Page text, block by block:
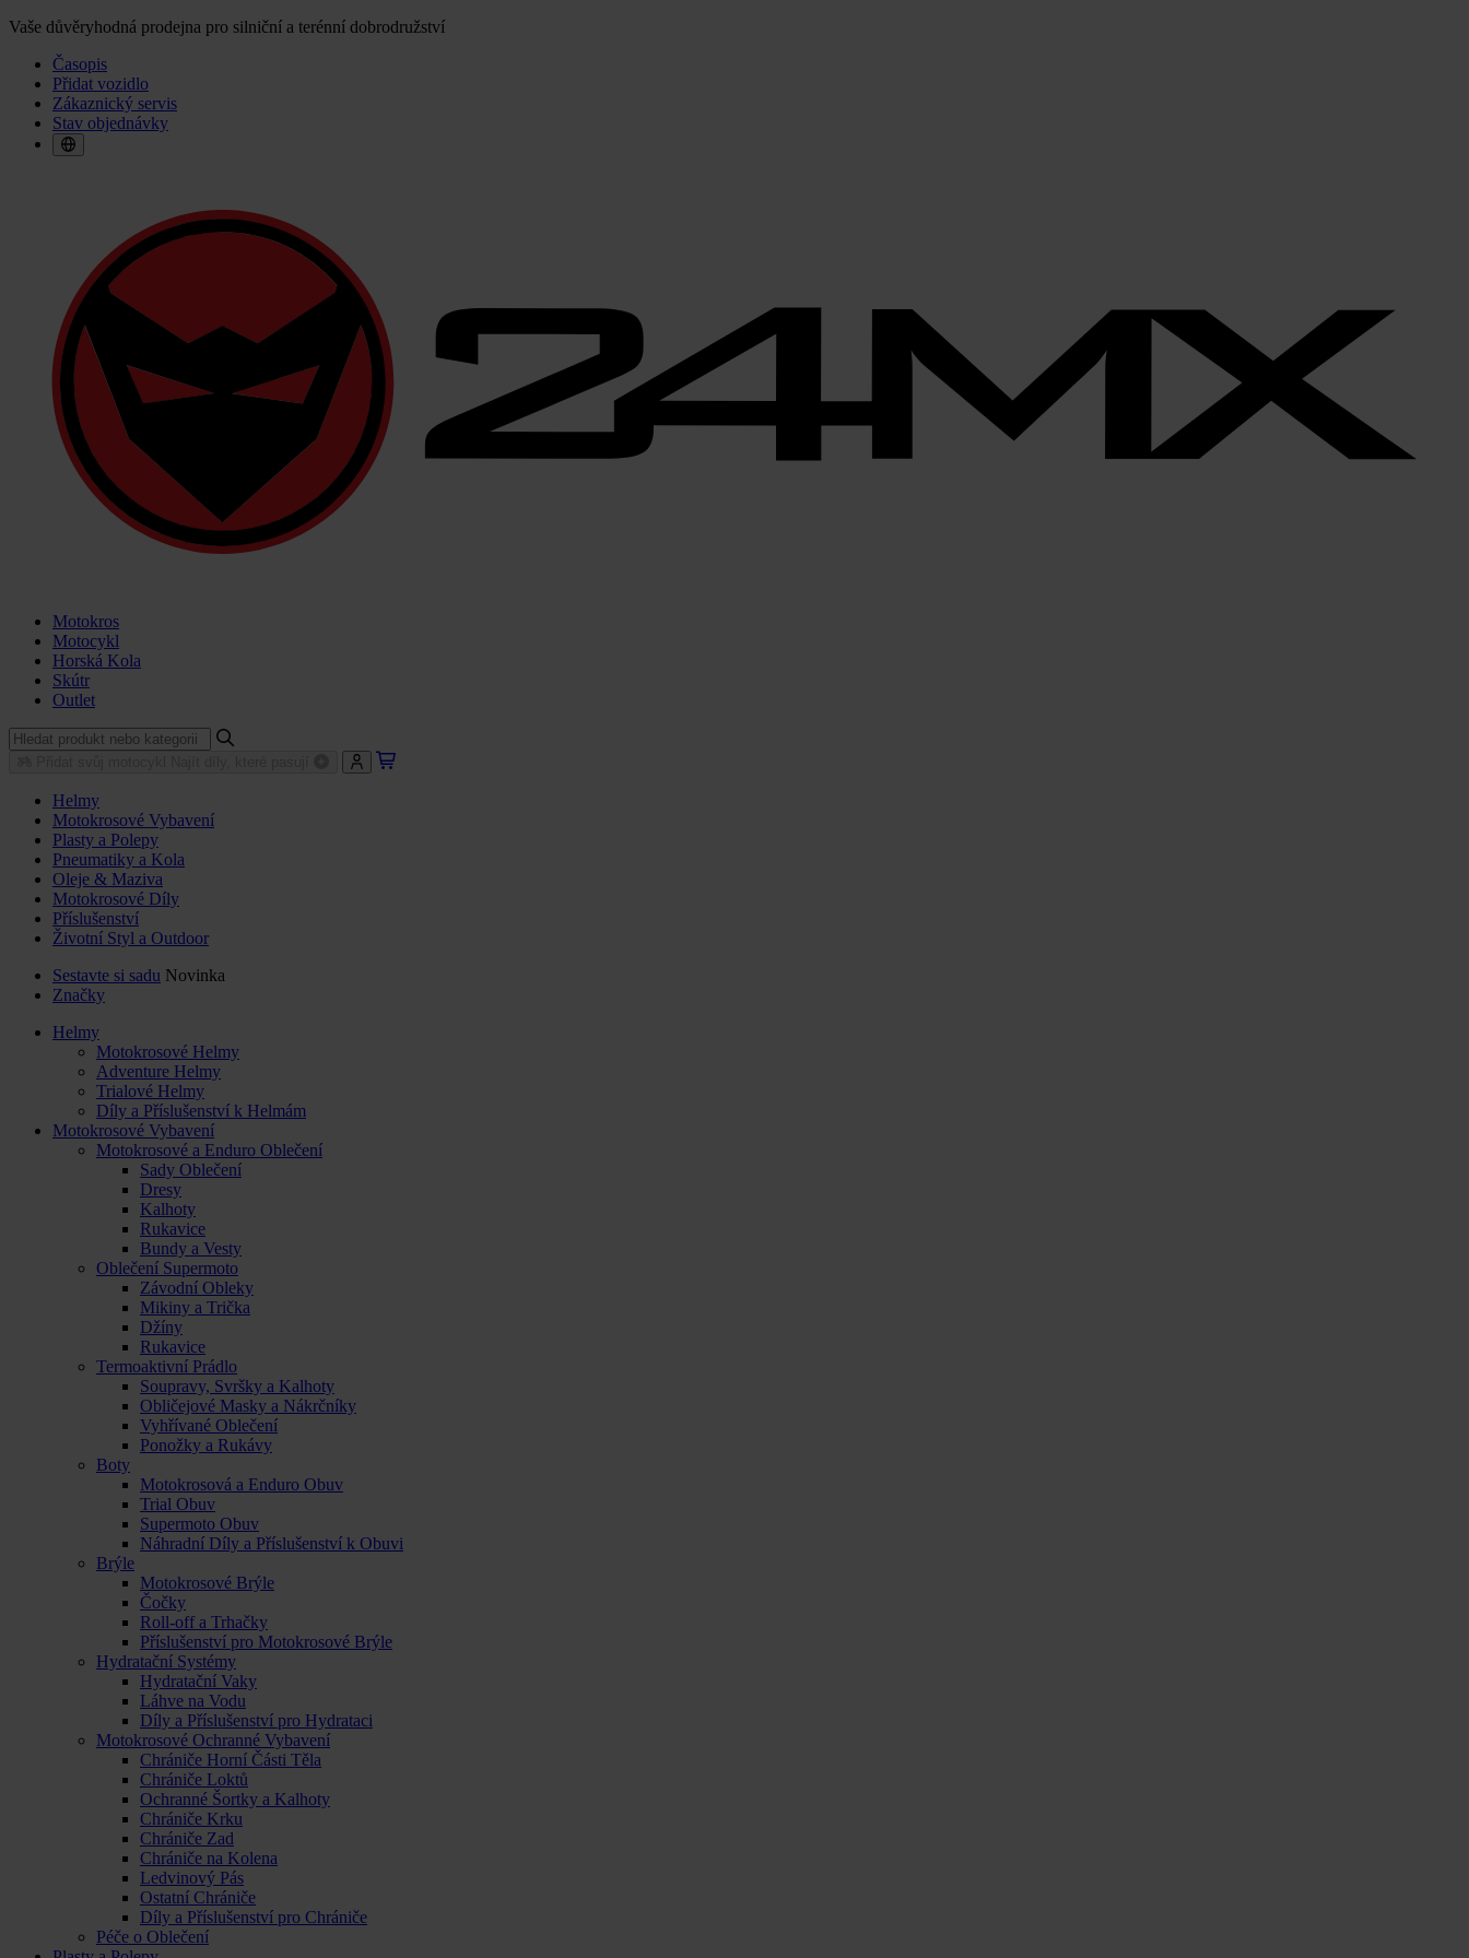
Vaše důvěryhodná prodejna pro silniční a terénní dobrodružství
Časopis
Přidat vozidlo
Zákaznický servis
Stav objednávky
Motokros
Motocykl
Horská Kola
Skútr
Outlet
Helmy
Motokrosové Vybavení
Plasty a Polepy
Pneumatiky a Kola
Oleje & Maziva
Motokrosové Díly
Příslušenství
Životní Styl a Outdoor
Sestavte si sadu Novinka
Značky
Helmy
Motokrosové Helmy
Adventure Helmy
Trialové Helmy
Díly a Příslušenství k Helmám
Motokrosové Vybavení
Motokrosové a Enduro Oblečení
Sady Oblečení
Dresy
Kalhoty
Rukavice
Bundy a Vesty
Oblečení Supermoto
Závodní Obleky
Mikiny a Trička
Džíny
Rukavice
Termoaktivní Prádlo
Soupravy, Svršky a Kalhoty
Obličejové Masky a Nákrčníky
Vyhřívané Oblečení
Ponožky a Rukávy
Boty
Motokrosová a Enduro Obuv
Trial Obuv
Supermoto Obuv
Náhradní Díly a Příslušenství k Obuvi
Brýle
Motokrosové Brýle
Čočky
Roll-off a Trhačky
Příslušenství pro Motokrosové Brýle
Hydratační Systémy
Hydratační Vaky
Láhve na Vodu
Díly a Příslušenství pro Hydrataci
Motokrosové Ochranné Vybavení
Chrániče Horní Části Těla
Chrániče Loktů
Ochranné Šortky a Kalhoty
Chrániče Krku
Chrániče Zad
Chrániče na Kolena
Ledvinový Pás
Ostatní Chrániče
Díly a Příslušenství pro Chrániče
Péče o Oblečení